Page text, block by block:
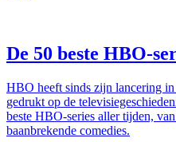
De 50 beste HBO-
HBO heeft sinds zijn lancering
gedrukt op de
beste HBO-series aller tijden,
baanbrekende comedies.